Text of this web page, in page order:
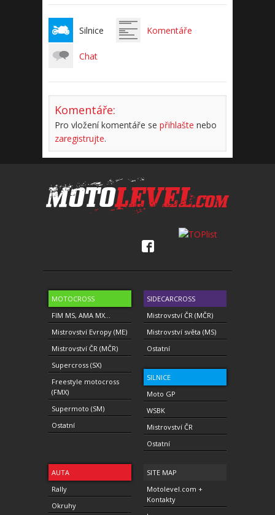
Silnice Komentáře
Chat
Komentáře:
Pro vložení komentáře se přihlašte nebo
zaregistrujte.
MOTOCROSS
FIM MS, AMA MX...
Mistrovství Evropy (ME)
Mistrovství ČR (MČR)
Supercross (SX)
Freestyle motocross
(FMX)
Supermoto (SM)
Ostatní
SIDECARCROSS
Mistrovství ČR (MČR)
Mistrovství světa (MS)
Ostatní
SILNICE
Moto GP
WSBK
Mistrovství ČR
Ostatní
AUTA
Rally
Okruhy
SITE MAP
Motolevel.com +
Kontakty